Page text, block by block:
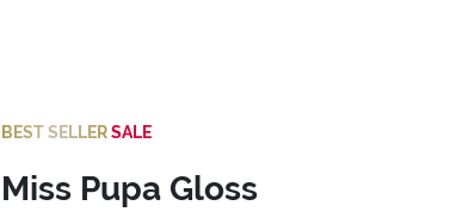
BEST SELLERSALE
Miss Pupa Gloss